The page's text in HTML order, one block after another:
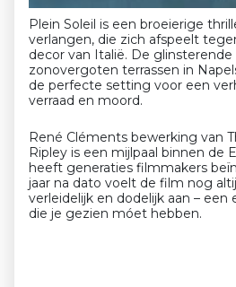
Plein Soleil is een broeierige
verlangen, die zich afspeelt
decor van Italië. De
zonovergoten terrassen in
de perfecte setting voor een
verraad en moord.
René Cléments bewerking van
Ripley is een mijlpaal binnen de
heeft generaties filmmakers
jaar na dato voelt de film nog
verleidelijk en dodelijk aan –
die je gezien móet hebben.